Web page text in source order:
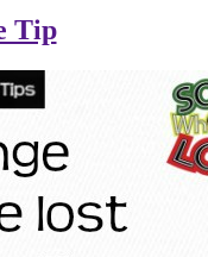
Tip